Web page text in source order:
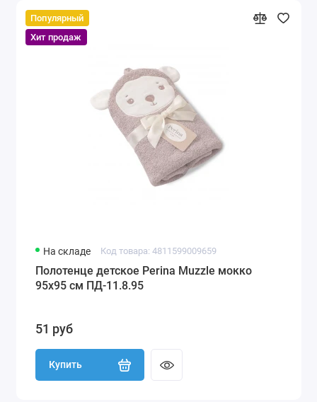
Популярный
Хит продаж
На складе Код товара: 4811599009659
Полотенце детское Perina Muzzle мокко
95х95 см ПД-11.8.95
51 руб
Купить